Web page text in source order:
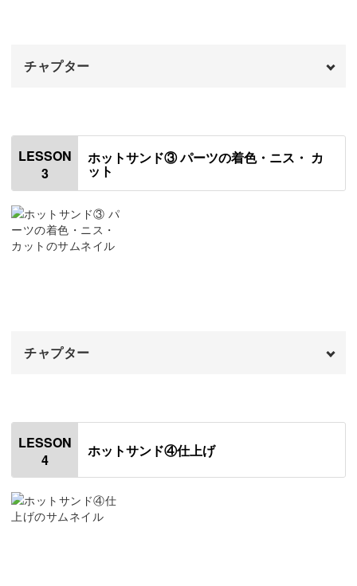
まを成形するのは手間がかかりますよね。
リアルな原型のモールドを作っておけば、そこに樹脂粘土
を入れるだけで同じ形ができあがり！
時短できれいに作ることができて一石二鳥です◎
ちいさなカフェを飾る楽しみ
ハンドミックスで型を取る② 24:11
チャプター
はじめに
レタスを成形する
アボカドを成形する
エビを成形する
LESSON
3
ホットサンド③ パーツの着色・ニス・ カ
ット
チャプター
はじめに
食パンを着色する
食パンにツヤ消しニスを塗る
LESSON
4
ホットサンド④仕上げ